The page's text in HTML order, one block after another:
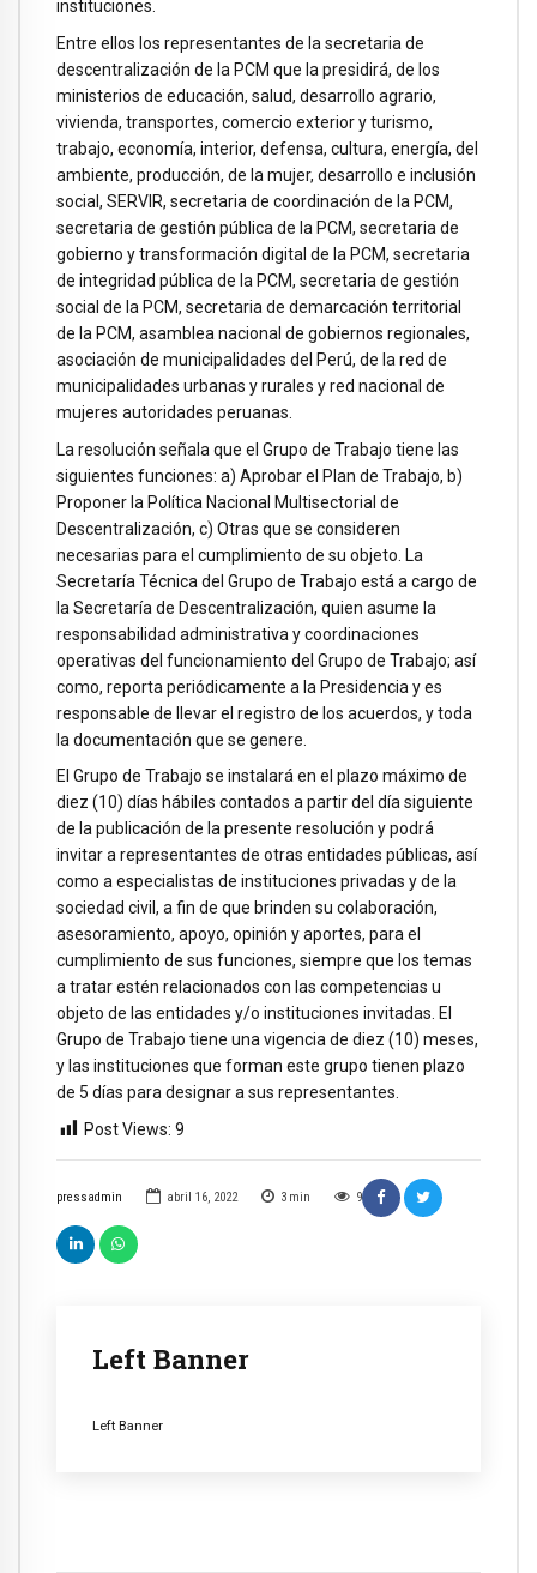
pressadmin abril 16, 2022 3 min 9
Left Banner
Left Banner
instituciones.
Entre ellos los representantes de la secretaria de
descentralización de la PCM que la presidirá, de los
ministerios de educación, salud, desarrollo agrario,
vivienda, transportes, comercio exterior y turismo,
trabajo, economía, interior, defensa, cultura, energía, del
ambiente, producción, de la mujer, desarrollo e inclusión
social, SERVIR, secretaria de coordinación de la PCM,
secretaria de gestión pública de la PCM, secretaria de
gobierno y transformación digital de la PCM, secretaria
de integridad pública de la PCM, secretaria de gestión
social de la PCM, secretaria de demarcación territorial
de la PCM, asamblea nacional de gobiernos regionales,
asociación de municipalidades del Perú, de la red de
municipalidades urbanas y rurales y red nacional de
mujeres autoridades peruanas.
La resolución señala que el Grupo de Trabajo tiene las
siguientes funciones: a) Aprobar el Plan de Trabajo, b)
Proponer la Política Nacional Multisectorial de
Descentralización, c) Otras que se consideren
necesarias para el cumplimiento de su objeto. La
Secretaría Técnica del Grupo de Trabajo está a cargo de
la Secretaría de Descentralización, quien asume la
responsabilidad administrativa y coordinaciones
operativas del funcionamiento del Grupo de Trabajo; así
como, reporta periódicamente a la Presidencia y es
responsable de llevar el registro de los acuerdos, y toda
la documentación que se genere.
El Grupo de Trabajo se instalará en el plazo máximo de
diez (10) días hábiles contados a partir del día siguiente
de la publicación de la presente resolución y podrá
invitar a representantes de otras entidades públicas, así
como a especialistas de instituciones privadas y de la
sociedad civil, a fin de que brinden su colaboración,
asesoramiento, apoyo, opinión y aportes, para el
cumplimiento de sus funciones, siempre que los temas
a tratar estén relacionados con las competencias u
objeto de las entidades y/o instituciones invitadas. El
Grupo de Trabajo tiene una vigencia de diez (10) meses,
y las instituciones que forman este grupo tienen plazo
de 5 días para designar a sus representantes.
Post Views: 9